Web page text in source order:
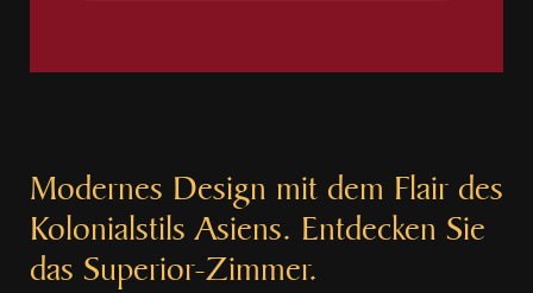
Modernes Design mit dem Flair des
Kolonialstils Asiens. Entdecken Sie
das Superior⁠-⁠Zimmer.